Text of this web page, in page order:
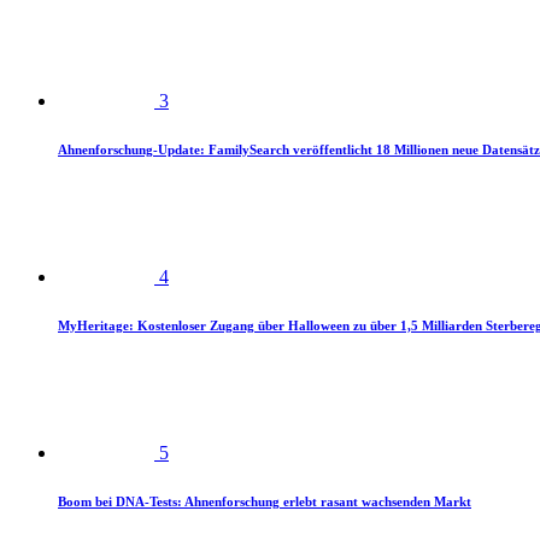
3
Ahnenforschung-Update: FamilySearch veröffentlicht 18 Millionen neue
4
MyHeritage: Kostenloser Zugang über Halloween zu über 1,5 Milliarden
5
Boom bei DNA-Tests: Ahnenforschung erlebt rasant wachsenden Markt